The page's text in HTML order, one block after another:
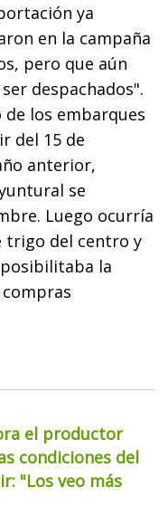
ya
en la campaña
pero que aún
despachados".
de los embarques
del 15 de
anterior,
se
Luego ocurría
trigo del centro y
la
el productor
condiciones del
"Los veo más